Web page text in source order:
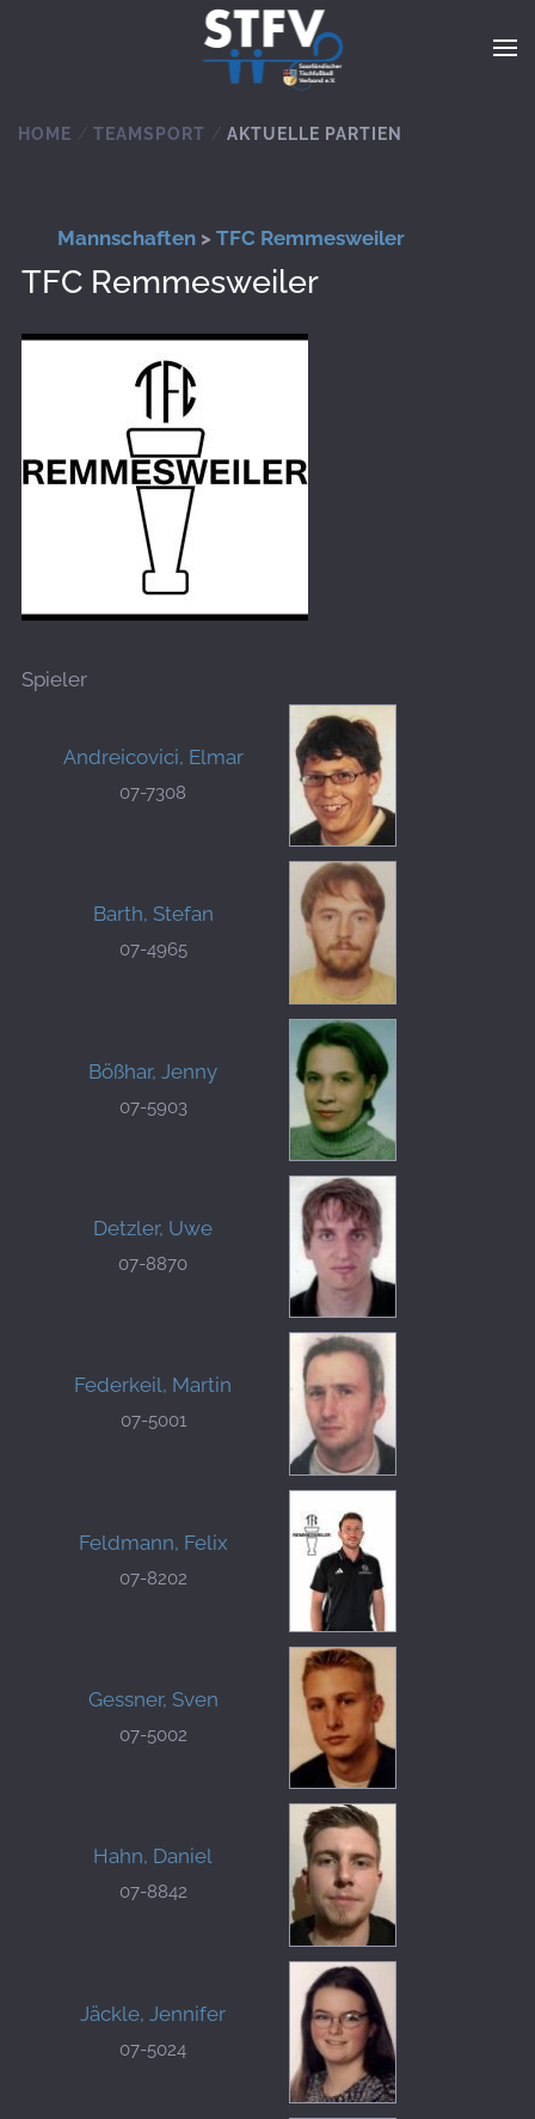
Zum Hauptinhalt springen
HOME TEAMSPORT AKTUELLE PARTIEN
Mannschaften > TFC Remmesweiler
TFC Remmesweiler
Spieler
Andreicovici, Elmar
07-7308
Barth, Stefan
07-4965
Bößhar, Jenny
07-5903
Detzler, Uwe
07-8870
Federkeil, Martin
07-5001
Feldmann, Felix
07-8202
Gessner, Sven
07-5002
Hahn, Daniel
07-8842
Jäckle, Jennifer
07-5024